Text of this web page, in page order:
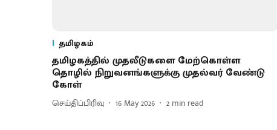
தமிழகம்
தமிழகத்தில் முதலீடுகளை மேற்கொள்ள
தொழில் நிறுவனங்களுக்கு முதல்வர் வேண்டு​
கோள்
செய்திப்பிரிவு 16 May 2026 2 min read